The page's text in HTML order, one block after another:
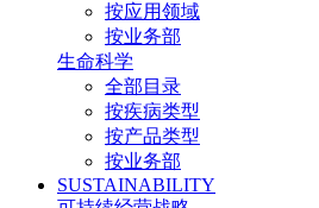
按应用领域
按业务部
生命科学
全部目录
按疾病类型
按产品类型
按业务部
SUSTAINABILITY